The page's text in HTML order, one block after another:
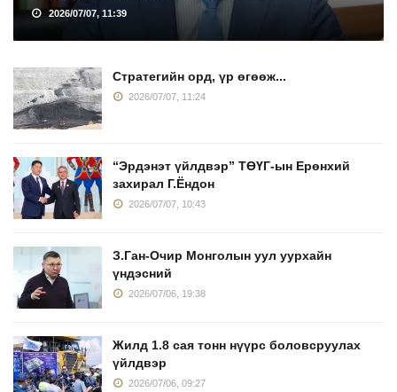
2026/07/07, 11:39
Стратегийн орд, үр өгөөж...
2026/07/07, 11:24
“Эрдэнэт үйлдвэр” ТӨҮГ-ын Ерөнхий
захирал Г.Ёндон
2026/07/07, 10:43
З.Ган-Очир Монголын уул уурхайн
үндэсний
2026/07/06, 19:38
Жилд 1.8 сая тонн нүүрс боловсруулах
үйлдвэр
2026/07/06, 09:27